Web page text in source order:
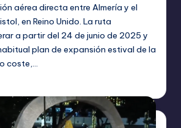
aérea directa entre Almería y el
en Reino Unido. La ruta
a partir del 24 de junio de 2025 y
plan de expansión estival de la
coste,…